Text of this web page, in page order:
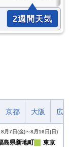
2週間天気
京都 大阪 広
月7日(金)～8月16日(日)
島県新地町 東京